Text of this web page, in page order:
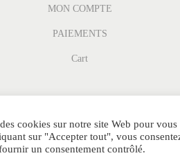
MON COMPTE
PAIEMENTS
Cart
Tous Droits Réservés.
cookies sur notre site Web pour
sur "Accepter tout", vous
un consentement contrôlé.